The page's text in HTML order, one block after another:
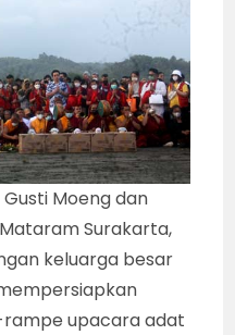
Gusti Moeng dan
Surakarta,
keluarga besar
upacara adat